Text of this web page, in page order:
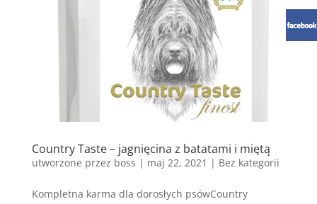
Country Taste – jagnięcina z batatami i miętą
utworzone przez boss | maj 22, 2021 | Bez kategorii
Kompletna karma dla dorosłych psówCountry